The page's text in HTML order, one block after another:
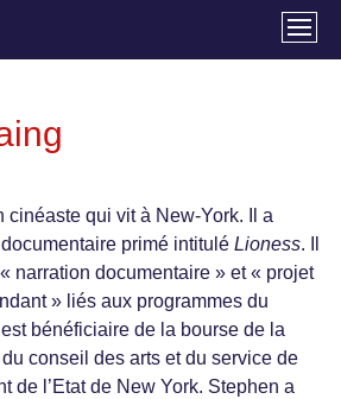
cinéaste qui vit à New-York. Il a
primé intitulé Lioness. Il
narration documentaire » et « projet
» liés aux programmes du
bénéficiaire de la bourse de la
conseil des arts et du service de
de l’Etat de New York. Stephen a